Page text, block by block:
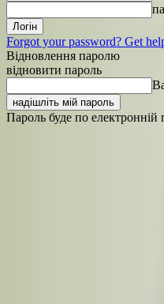
Forgot your password? Get
Відновлення паролю
відновити пароль
Пароль буде по електронній